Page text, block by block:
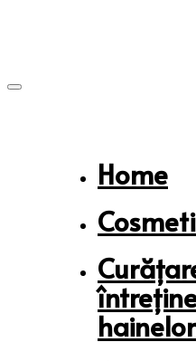
navigation
Home
hainelor